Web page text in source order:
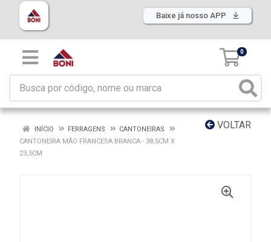
Baixe já nosso APP
0
VOLTAR
INÍCIO FERRAGENS
CANTONEIRAS
CANTONEIRA MÃO FRANCESA BRANCA - 38,5CM X
23,5CM